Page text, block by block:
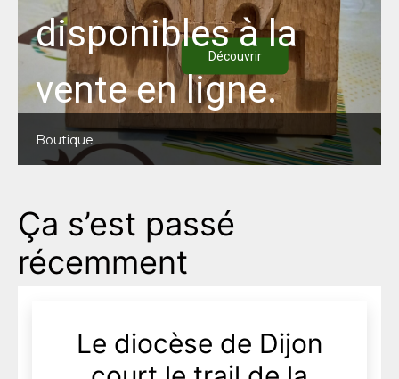
Découvrir
disponibles à la
vente en ligne.
Boutique
Ça s’est passé
récemment
Le diocèse de Dijon